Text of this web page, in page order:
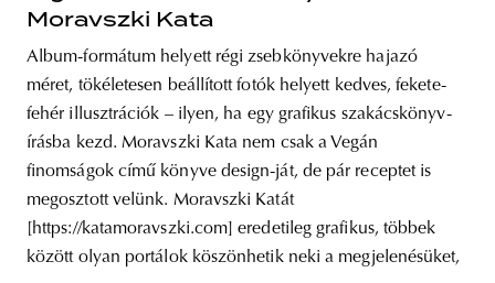
Moravszki Kata
Album-formátum helyett régi zsebkönyvekre hajazó
méret, tökéletesen beállított fotók helyett kedves, fekete-
fehér illusztrációk – ilyen, ha egy grafikus szakácskönyv-
írásba kezd. Moravszki Kata nem csak a Vegán
finomságok című könyve design-ját, de pár receptet is
megosztott velünk. Moravszki Katát
[https://katamoravszki.com] eredetileg grafikus, többek
között olyan portálok köszönhetik neki a megjelenésüket,